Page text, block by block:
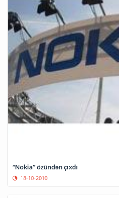
“Nokia” özündən çıxdı
18-10-2010